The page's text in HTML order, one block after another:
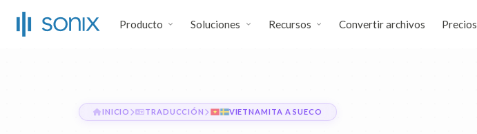
Producto Soluciones Recursos Convertir archivos Precios
INICIO TRADUCCIÓN VIETNAMITA A SUECO